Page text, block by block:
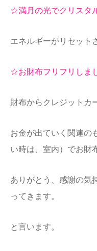
☆満月の光でクリスタ
エネルギーがリセット
☆お財布フリフリしま
財布からクレジットカ
お金が出ていく関連の
い時は、室内）でお財
あり がとう、感謝の気
ってきます。
と言います。